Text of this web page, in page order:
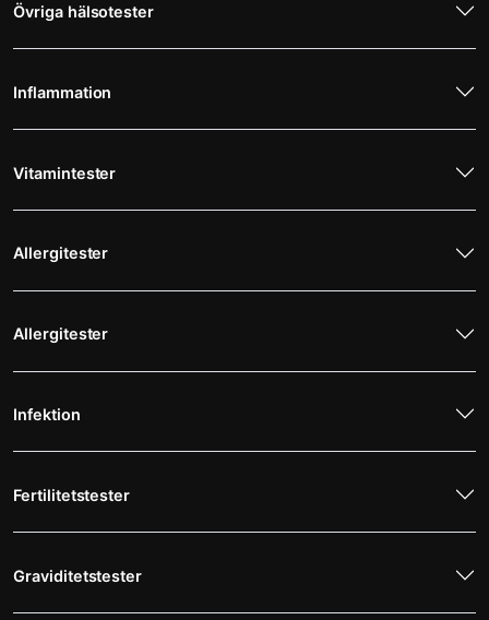
Övriga hälsotester
Inflammation
Vitamintester
Allergitester
Allergitester
Infektion
Fertilitetstester
Graviditetstester